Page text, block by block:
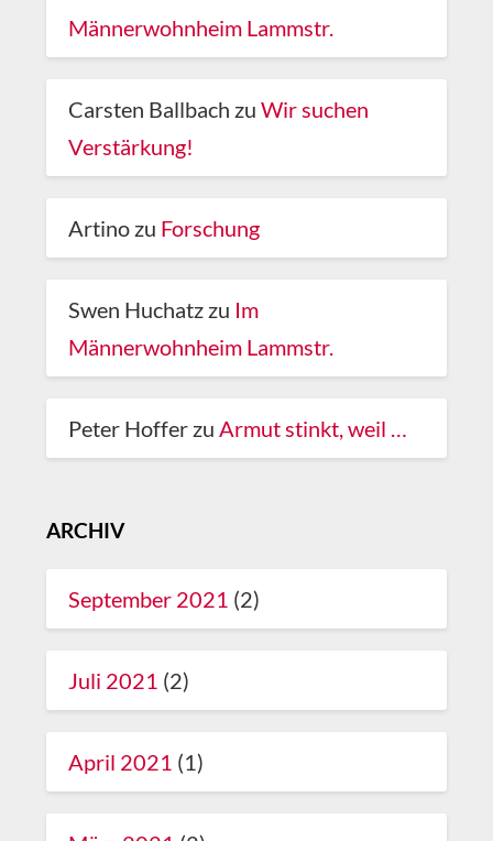
Männerwohnheim Lammstr.
Carsten Ballbach zuWir suchen
Verstärkung!
Artino zu Forschung
Swen Huchatz zu Im
Männerwohnheim Lammstr.
Peter Hoffer zu Armut stinkt, weil …
ARCHIV
September 2021 (2)
Juli 2021 (2)
April 2021 (1)